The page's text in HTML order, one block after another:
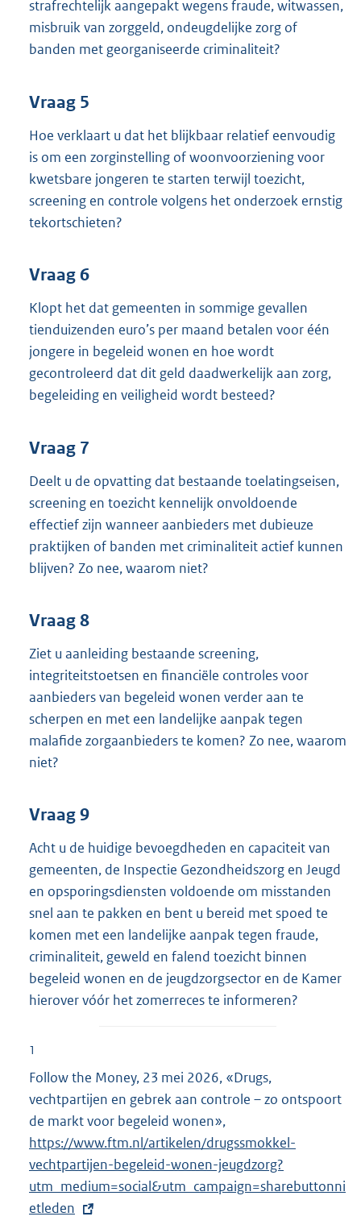
strafrechtelijk aangepakt wegens fraude, witwassen,
misbruik van zorggeld, ondeugdelijke zorg of
banden met georganiseerde criminaliteit?
Vraag 5
Hoe verklaart u dat het blijkbaar relatief eenvoudig
is om een zorginstelling of woonvoorziening voor
kwetsbare jongeren te starten terwijl toezicht,
screening en controle volgens het onderzoek ernstig
tekortschieten?
Vraag 6
Klopt het dat gemeenten in sommige gevallen
tienduizenden euro’s per maand betalen voor één
jongere in begeleid wonen en hoe wordt
gecontroleerd dat dit geld daadwerkelijk aan zorg,
begeleiding en veiligheid wordt besteed?
Vraag 7
Deelt u de opvatting dat bestaande toelatingseisen,
screening en toezicht kennelijk onvoldoende
effectief zijn wanneer aanbieders met dubieuze
praktijken of banden met criminaliteit actief kunnen
blijven? Zo nee, waarom niet?
Vraag 8
Ziet u aanleiding bestaande screening,
integriteitstoetsen en financiële controles voor
aanbieders van begeleid wonen verder aan te
scherpen en met een landelijke aanpak tegen
malafide zorgaanbieders te komen? Zo nee, waarom
niet?
Vraag 9
Acht u de huidige bevoegdheden en capaciteit van
gemeenten, de Inspectie Gezondheidszorg en Jeugd
en opsporingsdiensten voldoende om misstanden
snel aan te pakken en bent u bereid met spoed te
komen met een landelijke aanpak tegen fraude,
criminaliteit, geweld en falend toezicht binnen
begeleid wonen en de jeugdzorgsector en de Kamer
hierover vóór het zomerreces te informeren?
1
Follow the Money, 23 mei 2026, «Drugs,
vechtpartijen en gebrek aan controle – zo ontspoort
de markt voor begeleid wonen»,
x
t
e
https://www.ftm.nl/artikelen/drugssmokkel-
vechtpartijen-begeleid-wonen-jeugdzorg?
utm_medium=social&utm_campaign=sharebuttonni
etleden